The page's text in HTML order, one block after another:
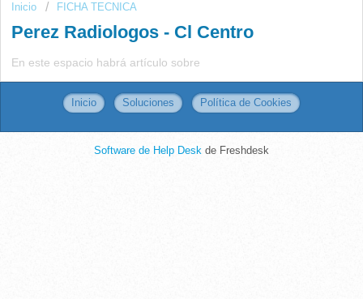
Inicio FICHA TECNICA
Perez Radiologos - Cl Centro
En este espacio habrá artículo sobre
Inicio Soluciones Política de Cookies
Software de Help Desk de Freshdesk